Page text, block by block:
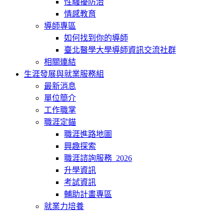
情感教育
導師專區
如何找到你的導師
臺北醫學大學導師資訊交流社群
相關連結
生涯發展與就業服務組
最新消息
單位簡介
工作職掌
職涯定錨
職涯進路地圖
興趣探索
職涯諮詢服務_2026
升學資訊
考試資訊
輔助計畫專區
就業力培養